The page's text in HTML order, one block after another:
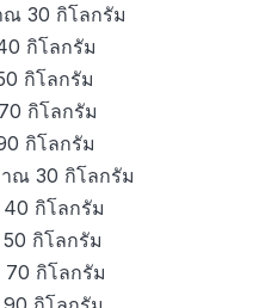
ณ 30 กิโลกรัม
กิโลกรัม
กิโลกรัม
กิโลกรัม
กิโลกรัม
ณ 30 กิโลกรัม
กิโลกรัม
กิโลกรัม
กิโลกรัม